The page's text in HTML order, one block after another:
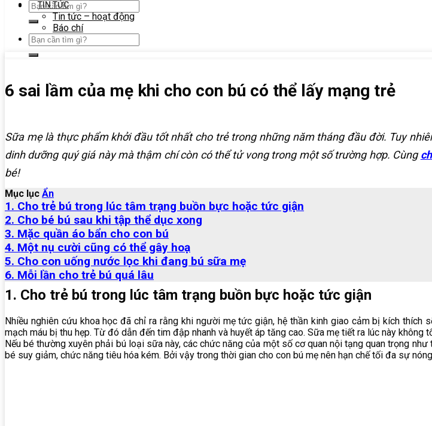
TIN TỨC
Tin tức – hoạt động
Báo chí
6 sai lầm của mẹ khi cho con bú có thể lấy mạng trẻ
Sữa mẹ là thực phẩm khởi đầu tốt nhất cho trẻ trong những năm tháng đầu đời. Tuy
dinh dưỡng quý giá này mà thậm chí còn có thể tử vong trong một số trường hợp. Cùng
bé!
Mục lục Ẩn
1. Cho trẻ bú trong lúc tâm trạng buồn bực hoặc tức giận
2. Cho bé bú sau khi tập thể dục xong
3. Mặc quần áo bẩn cho con bú
4. Một nụ cười cũng có thể gây hoạ
5. Cho con uống nước lọc khi đang bú sữa mẹ
6. Mỗi lần cho trẻ bú quá lâu
1. Cho trẻ bú trong lúc tâm trạng buồn bực hoặc tức giận
Nhiều nghiên cứu khoa học đã chỉ ra rằng khi người mẹ tức giận, hệ thần kinh giao cảm bị kích thích
mạch máu bị thu hẹp. Từ đó dẫn đến tim đập nhanh và huyết áp tăng cao. Sữa mẹ tiết ra lúc này
Nếu bé thường xuyên phải bú loại sữa này, các chức năng của một số cơ quan nội tạng quan trọng
bé suy giảm, chức năng tiêu hóa kém. Bởi vậy trong thời gian cho con bú mẹ nên hạn chế tối đa sự